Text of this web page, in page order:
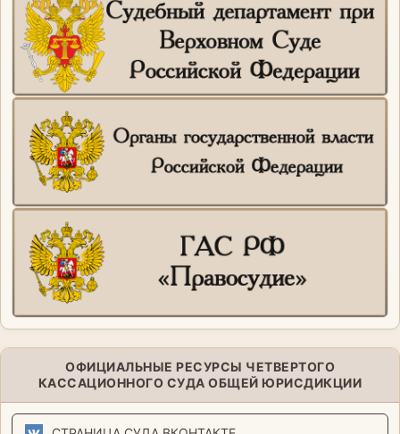
ОФИЦИАЛЬНЫЕ РЕСУРСЫ ЧЕТВЕРТОГО
КАССАЦИОННОГО СУДА ОБЩЕЙ ЮРИСДИКЦИИ